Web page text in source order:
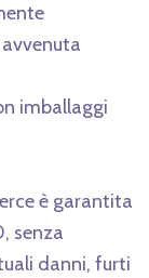
imballaggi
è garantita
senza
danni, furti